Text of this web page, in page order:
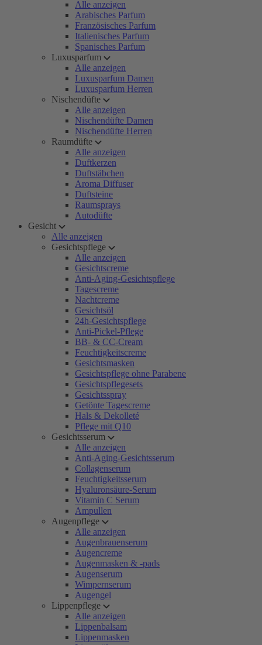
Alle anzeigen
Arabisches Parfum
Französisches Parfum
Italienisches Parfum
Spanisches Parfum
Luxusparfum
Alle anzeigen
Luxusparfum Damen
Luxusparfum Herren
Nischendüfte
Alle anzeigen
Nischendüfte Damen
Nischendüfte Herren
Raumdüfte
Alle anzeigen
Duftkerzen
Duftstäbchen
Aroma Diffuser
Duftsteine
Raumsprays
Autodüfte
Gesicht
Alle anzeigen
Gesichtspflege
Alle anzeigen
Gesichtscreme
Anti-Aging-Gesichtspflege
Tagescreme
Nachtcreme
Gesichtsöl
24h-Gesichtspflege
Anti-Pickel-Pflege
BB- & CC-Cream
Feuchtigkeitscreme
Gesichtsmasken
Gesichtspflege ohne Parabene
Gesichtspflegesets
Gesichtsspray
Getönte Tagescreme
Hals & Dekolleté
Pflege mit Q10
Gesichtsserum
Alle anzeigen
Anti-Aging-Gesichtsserum
Collagenserum
Feuchtigkeitsserum
Hyaluronsäure-Serum
Vitamin C Serum
Ampullen
Augenpflege
Alle anzeigen
Augenbrauenserum
Augencreme
Augenmasken & -pads
Augenserum
Wimpernserum
Augengel
Lippenpflege
Alle anzeigen
Lippenbalsam
Lippenmasken